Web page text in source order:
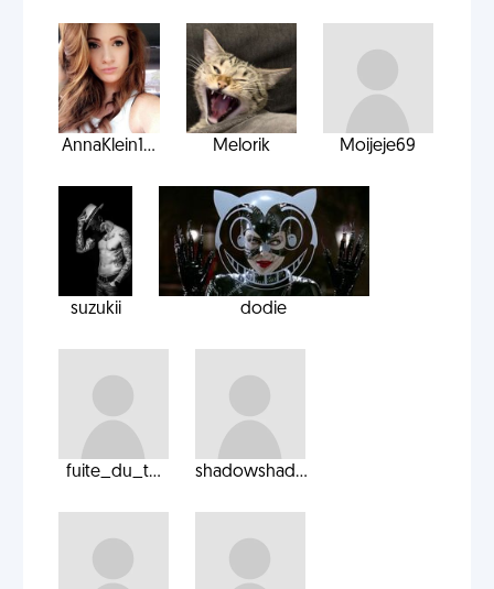
AnnaKlein1... Melorik Moijeje69
suzukii dodie
fuite_du_t... shadowshad...